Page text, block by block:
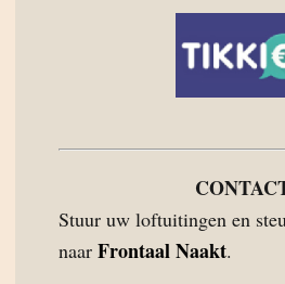
Stuur uw loftuitingen en
naar Frontaal Naakt.